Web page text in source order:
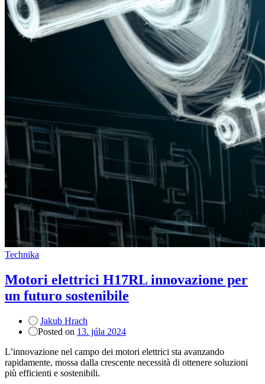
Technika
Motori elettrici H17RL innovazione per
un futuro sostenibile
Jakub Hrach
Posted on 13. júla 2024
L’innovazione nel campo dei motori elettrici sta avanzando
rapidamente, mossa dalla crescente necessità di ottenere soluzioni
più efficienti e sostenibili.